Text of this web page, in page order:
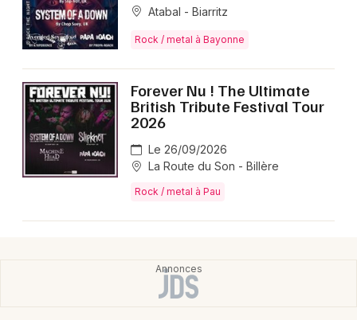
Atabal - Biarritz
Rock / metal à Bayonne
Forever Nu ! The Ultimate
British Tribute Festival Tour
2026
Le 26/09/2026
La Route du Son - Billère
Rock / metal à Pau